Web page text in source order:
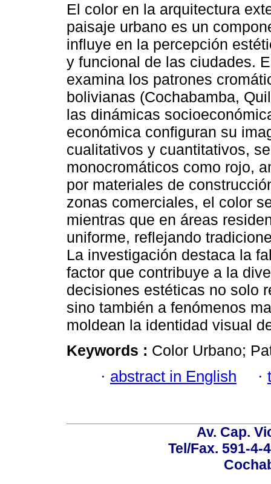
El color en la arquitectura
paisaje urbano es un
influye en la percepción
y funcional de las ciudades.
examina los patrones
bolivianas (Cochabamba,
las dinámicas
económica configuran su
cualitativos y cuantitativos,
monocromáticos como rojo,
por materiales de
zonas comerciales, el color
mientras que en áreas
uniforme, reflejando
La investigación destaca la
factor que contribuye a la
decisiones estéticas no solo
sino también a fenómenos
moldean la identidad visual
Keywords : Color Urbano;
· abstract in English ·
Av. Cap.
Tel/Fax. 591-4-